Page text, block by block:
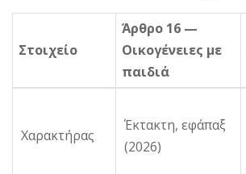
Στοιχείο
Άρθρο 16 —
Οικογένειες με
παιδιά
Χαρακτήρας
Έκτακτη, εφάπαξ
(2026)